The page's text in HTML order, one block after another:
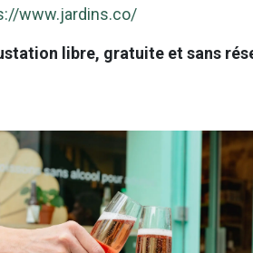
www.jardins.co/
libre, gratuite et sans